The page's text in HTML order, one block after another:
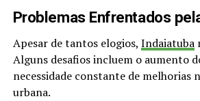
Problemas Enfrentados
Apesar de tantos elogios, Indaiatuba
Alguns desafios incluem o aumento
necessidade constante de melhorias
urbana.